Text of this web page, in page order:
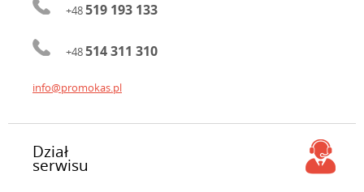
+48519 193 133
+48514 311 310
info@promokas.pl
Dział
serwisu